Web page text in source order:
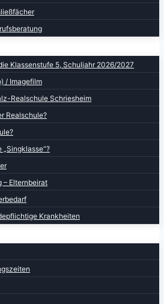
Klassenstufe 5, Schuljahr 2026/2027
/ Imagefilm
Realschule Schriesheim
Realschule?
„Singklasse“?
– Elternbeirat
Krankheiten